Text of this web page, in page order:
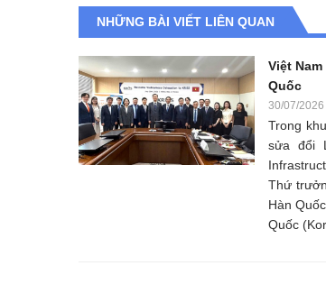
NHỮNG BÀI VIẾT LIÊN QUAN
Việt
Quốc
30/07/2026
Trong
sửa đổi
Thứ
Hàn
Quốc